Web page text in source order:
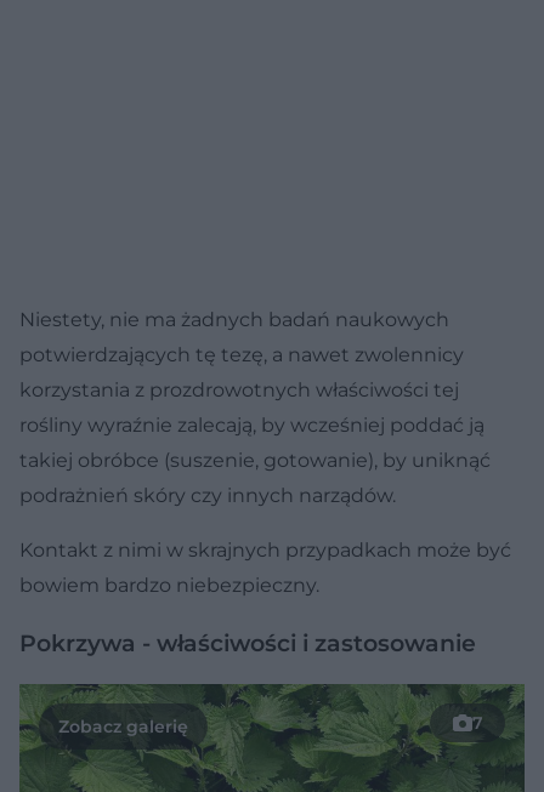
Niestety, nie ma żadnych badań naukowych
potwierdzających tę tezę, a nawet zwolennicy
korzystania z prozdrowotnych właściwości tej
rośliny wyraźnie zalecają, by wcześniej poddać ją
takiej obróbce (suszenie, gotowanie), by uniknąć
podrażnień skóry czy innych narządów.
Kontakt z nimi w skrajnych przypadkach może być
bowiem bardzo niebezpieczny.
Pokrzywa - właściwości i zastosowanie
7